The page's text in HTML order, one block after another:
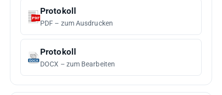
Protokoll
PDF – zum Ausdrucken
Protokoll
DOCX – zum Bearbeiten